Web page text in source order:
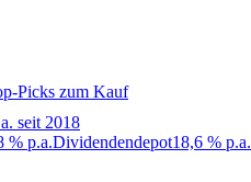
Picks zum Kauf
seit 2018
% p.a.Dividendendepot18,6 % p.a.